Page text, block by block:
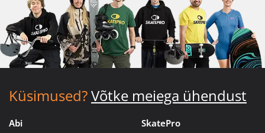
Küsimused?Võtke meiega ühendust
Abi SkatePro